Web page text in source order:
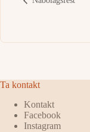
Ta kontakt
Kontakt
Facebook
Instagram